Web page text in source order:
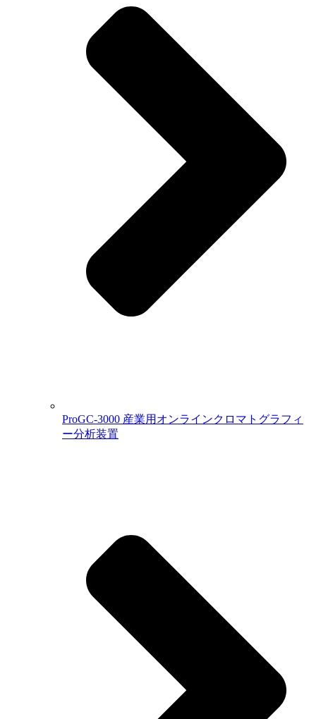
ProGC-3000 産業用オンラインクロマトグラフィ
ー分析装置